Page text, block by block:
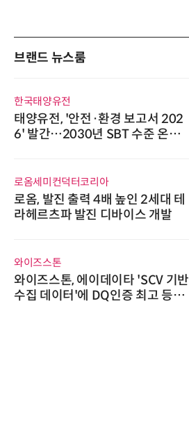
브랜드 뉴스룸
한국태양유전
태양유전, '안전·환경 보고서 202
6' 발간…2030년 SBT 수준 온실
로옴세미컨덕터코리아
로옴, 발진 출력 4배 높인 2세대 테
라헤르츠파 발진 디바이스 개발
와이즈스톤
와이즈스톤, 에이데이타 'SCV 기반
수집 데이터'에 DQ인증 최고 등급